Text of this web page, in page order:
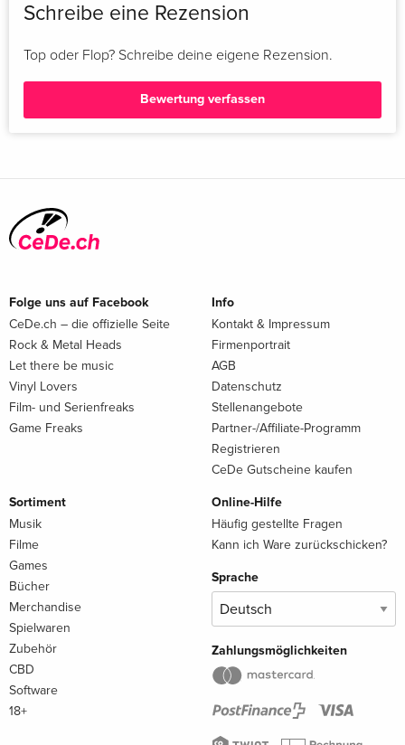
Schreibe eine Rezension
Top oder Flop? Schreibe deine eigene Rezension.
Bewertung verfassen
Folge uns auf Facebook
CeDe.ch – die offizielle Seite
Rock & Metal Heads
Let there be music
Vinyl Lovers
Film- und Serienfreaks
Game Freaks
Info
Kontakt & Impressum
Firmenportrait
AGB
Datenschutz
Stellenangebote
Partner-/Affiliate-Programm
Registrieren
CeDe Gutscheine kaufen
Sortiment
Musik
Filme
Games
Bücher
Merchandise
Spielwaren
Zubehör
CBD
Software
18+
Online-Hilfe
Häufig gestellte Fragen
Kann ich Ware zurückschicken?
Sprache
Zahlungsmöglichkeiten